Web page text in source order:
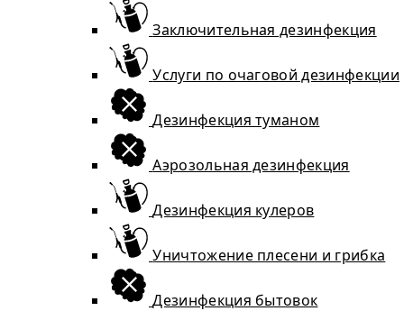
Заключительная дезинфекция
Услуги по очаговой дезинфекции
Дезинфекция туманом
Аэрозольная дезинфекция
Дезинфекция кулеров
Уничтожение плесени и грибка
Дезинфекция бытовок